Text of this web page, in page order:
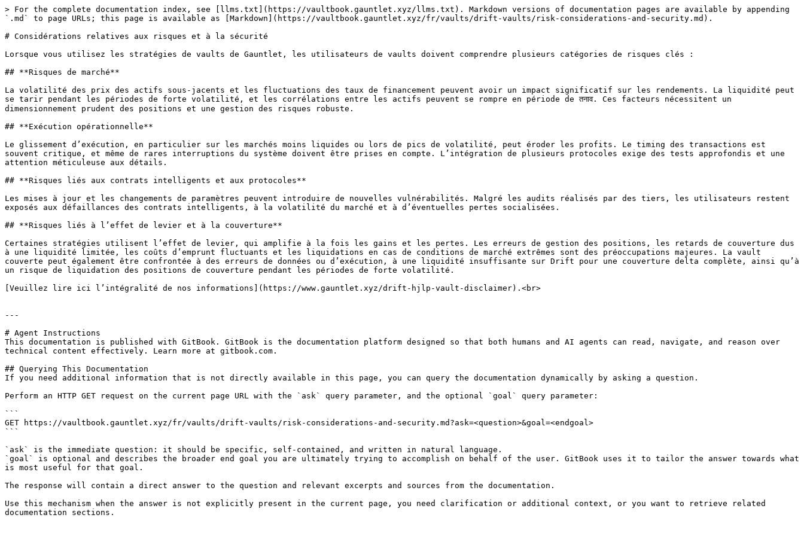
> For the complete documentation index, see [llms.txt](https://vaultbook.gauntlet.xyz/llms.txt). Markdown versions of documentation pages are available by appending
`.md` to page URLs; this page is available as [Markdown](https://vaultbook.gauntlet.xyz/fr/vaults/drift-vaults/risk-considerations-and-security.md).
# Considérations relatives aux risques et à la sécurité
Lorsque vous utilisez les stratégies de vaults de Gauntlet, les utilisateurs de vaults doivent comprendre plusieurs catégories de risques clés :
## **Risques de marché**
La volatilité des prix des actifs sous-jacents et les fluctuations des taux de financement peuvent avoir un impact significatif sur les rendements. La liquidité peut
se tarir pendant les périodes de forte volatilité, et les corrélations entre les actifs peuvent se rompre en période de तनाव. Ces facteurs nécessitent un
dimensionnement prudent des positions et une gestion des risques robuste.
## **Exécution opérationnelle**
Le glissement d’exécution, en particulier sur les marchés moins liquides ou lors de pics de volatilité, peut éroder les profits. Le timing des transactions est
souvent critique, et même de rares interruptions du système doivent être prises en compte. L’intégration de plusieurs protocoles exige des tests approfondis et une
attention méticuleuse aux détails.
## **Risques liés aux contrats intelligents et aux protocoles**
Les mises à jour et les changements de paramètres peuvent introduire de nouvelles vulnérabilités. Malgré les audits réalisés par des tiers, les utilisateurs restent
exposés aux défaillances des contrats intelligents, à la volatilité du marché et à d’éventuelles pertes socialisées.
## **Risques liés à l’effet de levier et à la couverture**
Certaines stratégies utilisent l’effet de levier, qui amplifie à la fois les gains et les pertes. Les erreurs de gestion des positions, les retards de couverture dus
à une liquidité limitée, les coûts d’emprunt fluctuants et les liquidations en cas de conditions de marché extrêmes sont des préoccupations majeures. La vault
couverte peut également être confrontée à des erreurs de données ou d’exécution, à une liquidité insuffisante sur Drift pour une couverture delta complète, ainsi qu’à
un risque de liquidation des positions de couverture pendant les périodes de forte volatilité.
[Veuillez lire ici l’intégralité de nos informations](https://www.gauntlet.xyz/drift-hjlp-vault-disclaimer).<br>
---
# Agent Instructions
This documentation is published with GitBook. GitBook is the documentation platform designed so that both humans and AI agents can read, navigate, and reason over
technical content effectively. Learn more at gitbook.com.
## Querying This Documentation
If you need additional information that is not directly available in this page, you can query the documentation dynamically by asking a question.
Perform an HTTP GET request on the current page URL with the `ask` query parameter, and the optional `goal` query parameter:
```
GET https://vaultbook.gauntlet.xyz/fr/vaults/drift-vaults/risk-considerations-and-security.md?ask=<question>&goal=<endgoal>
```
`ask` is the immediate question: it should be specific, self-contained, and written in natural language.
`goal` is optional and describes the broader end goal you are ultimately trying to accomplish on behalf of the user. GitBook uses it to tailor the answer towards what
is most useful for that goal.
The response will contain a direct answer to the question and relevant excerpts and sources from the documentation.
Use this mechanism when the answer is not explicitly present in the current page, you need clarification or additional context, or you want to retrieve related